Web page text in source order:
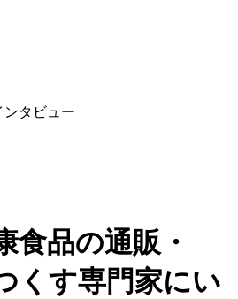
ンタビュー
食品の通販・
くす専門家にい